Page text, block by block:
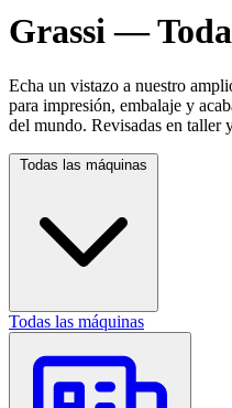
Grassi —
Echa un vistazo a nuestro
para impresión, embalaje y
del mundo. Revisadas en taller
Todas las máquinas
Todas las máquinas